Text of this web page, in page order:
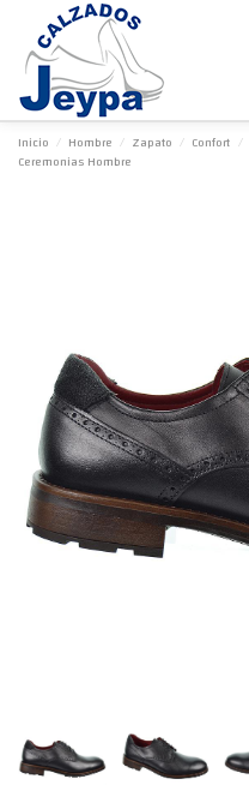
Inicio Hombre Zapato Confort
Ceremonias Hombre